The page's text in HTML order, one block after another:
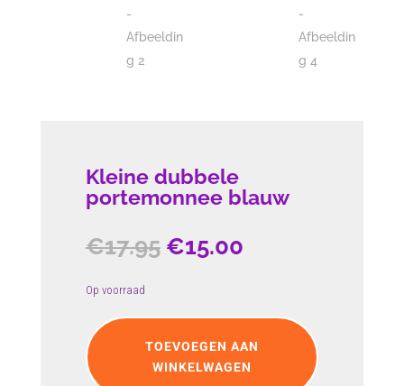
Kleine dubbele
portemonnee blauw
€17.95 Oorspronkelijke
€17.95.
€15.00Huidige
€15.00.
Op voorraad
Kleine
dubbele
portemonnee
blauw
TOEVOEGEN AAN
WINKELWAGEN